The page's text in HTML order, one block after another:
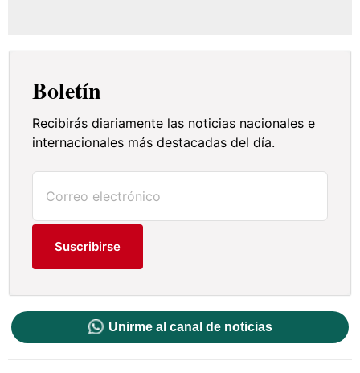
Boletín
Recibirás diariamente las noticias nacionales e
internacionales más destacadas del día.
Suscribirse
Unirme al canal de noticias